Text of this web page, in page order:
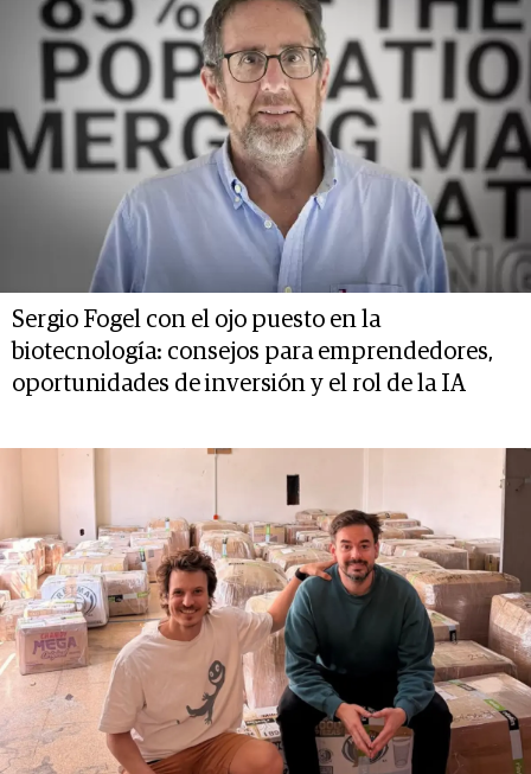
Sergio Fogel con el ojo puesto en la
biotecnología: consejos para emprendedores,
oportunidades de inversión y el rol de la IA